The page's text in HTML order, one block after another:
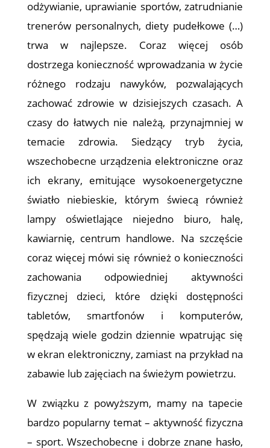
odżywianie, uprawianie sportów, zatrudnianie
trenerów personalnych, diety pudełkowe (…)
trwa w najlepsze. Coraz więcej osób
dostrzega konieczność wprowadzania w życie
różnego rodzaju nawyków, pozwalających
zachować zdrowie w dzisiejszych czasach. A
czasy do łatwych nie należą, przynajmniej w
temacie zdrowia. Siedzący tryb życia,
wszechobecne urządzenia elektroniczne oraz
ich ekrany, emitujące wysokoenergetyczne
światło niebieskie, którym świecą również
lampy oświetlające niejedno biuro, halę,
kawiarnię, centrum handlowe. Na szczęście
coraz więcej mówi się również o konieczności
zachowania odpowiedniej aktywności
fizycznej dzieci, które dzięki dostępności
tabletów, smartfonów i komputerów,
spędzają wiele godzin dziennie wpatrując się
w ekran elektroniczny, zamiast na przykład na
zabawie lub zajęciach na świeżym powietrzu.
W związku z powyższym, mamy na tapecie
bardzo popularny temat – aktywność fizyczna
– sport. Wszechobecne i dobrze znane hasło,